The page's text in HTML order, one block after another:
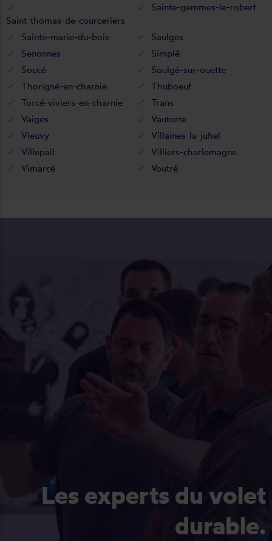
Saint-thomas-de-courceriers
Sainte-gemmes-le-robert
Sainte-marie-du-bois
Saulges
Senonnes
Simplé
Soucé
Soulgé-sur-ouette
Thorigné-en-charnie
Thuboeuf
Torcé-viviers-en-charnie
Trans
Vaiges
Vautorte
Vieuvy
Villaines-la-juhel
Villepail
Villiers-charlemagne
Vimarcé
Voutré
Les experts du volet
durable.